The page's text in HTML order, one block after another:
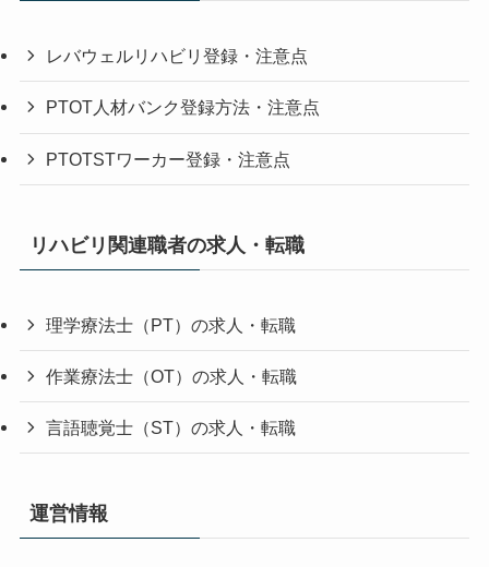
レバウェルリハビリ登録・注意点
PTOT人材バンク登録方法・注意点
PTOTSTワーカー登録・注意点
リハビリ関連職者の求人・転職
理学療法士（PT）の求人・転職
作業療法士（OT）の求人・転職
言語聴覚士（ST）の求人・転職
運営情報